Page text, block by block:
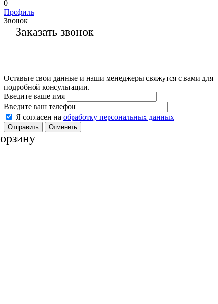
0
Профиль
Звонок
Заказать звонок
Оставьте свои данные и наши менеджеры свяжутся с вами для
подробной консультации.
Введите ваше имя
Введите ваш телефон
Я согласен на обработку персональных данных
Отменить